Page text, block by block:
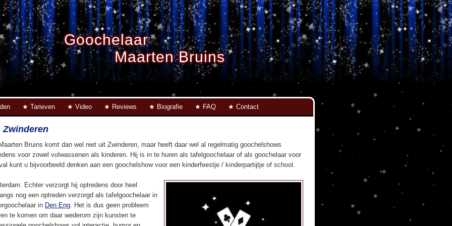
Goochelaar
Maarten Bruins
Tarieven Video Reviews Biografie FAQ Contact
Zwinderen
Bruins komt dan wel niet uit Zwinderen, maar heeft daar wel al regelmatig goochelshows
voor zowel volwassenen als kinderen. Hij is in te huren als tafelgoochelaar of als goochelaar voor
kunt u bijvoorbeeld denken aan een goochelshow voor een kinderfeestje / kinderpartijtje of school.
Echter verzorgt hij optredens door heel
nog een optreden verzorgd als tafelgoochelaar in
in Den Eng. Het is dus geen probleem
te komen om daar wederom zijn kunsten te